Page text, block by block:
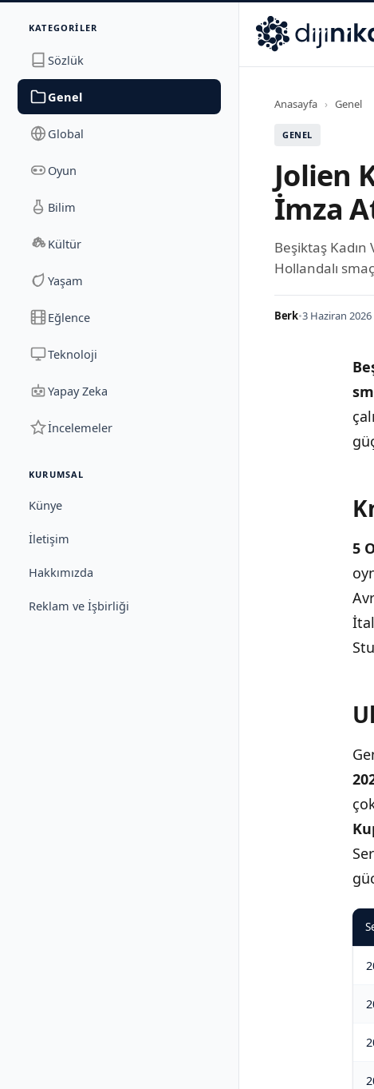
KATEGORILER
Sözlük
Genel
Global
Oyun
Bilim
Kültür
Yaşam
Eğlence
Teknoloji
Yapay Zeka
İncelemeler
KURUMSAL
Künye
İletişim
Hakkımızda
Reklam ve İşbirliği
İletişim
Dijinika Avrasya Cad. Sitesi B Blok No: 17/2A, Marmara
Anasayfa › Genel
GENEL
Jolien
İmza
Beşiktaş Kadın
Hollandalı
Berk•3 Haziran 2026
5